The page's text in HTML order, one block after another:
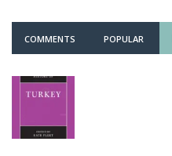
POPULAR
COMMENTS